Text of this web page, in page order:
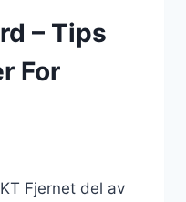
– Tips
For
Fjernet del av